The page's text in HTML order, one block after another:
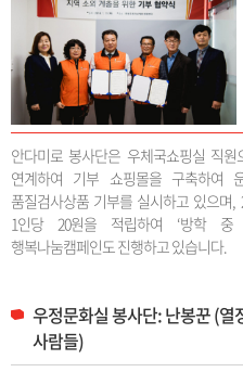
안다미로 봉사단은 우체국쇼핑실 직
연계하여 기부 쇼핑몰을 구축하여
품질검사상품 기부를 실시하고 있으며
1인당 20원을 적립하여 ‘방학 중
행복나눔캠페인도 진행하고 있습니다.
우정문화실 봉사단: 난봉꾼 (
사람들)